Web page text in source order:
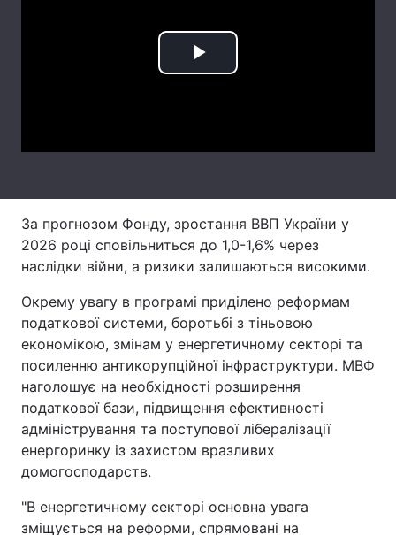
Play
За прогнозом Фонду, зростання ВВП України у
2026 році сповільниться до 1,0-1,6% через
наслідки війни, а ризики залишаються високими.
Окрему увагу в програмі приділено реформам
податкової системи, боротьбі з тіньовою
економікою, змінам у енергетичному секторі та
посиленню антикорупційної інфраструктури. МВФ
наголошує на необхідності розширення
податкової бази, підвищення ефективності
адміністрування та поступової лібералізації
енергоринку із захистом вразливих
домогосподарств.
"В енергетичному секторі основна увага
зміщується на реформи, спрямовані на